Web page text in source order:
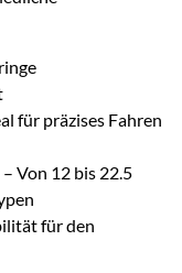
für präzises Fahren
– Von 12 bis 22.5
für den